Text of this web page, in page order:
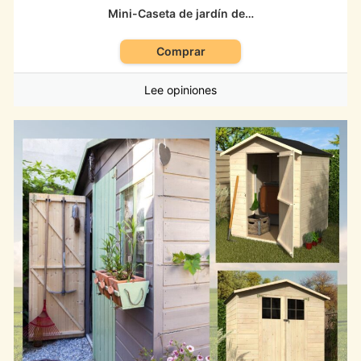
Mini-Caseta de jardín de…
Comprar
Lee opiniones